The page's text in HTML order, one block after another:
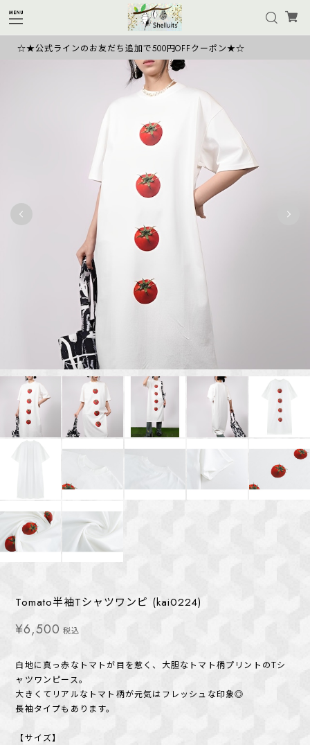
☆★公式ラインのお友だち追加で500円OFFクーポン★☆
Tomato半袖Tシャツワンピ (kai0224)
¥6,500 税込
白地に真っ赤なトマトが目を惹く、大胆なトマト柄プリントのTシ
ャツワンピース。
大きくてリアルなトマト柄が元気はフレッシュな印象◎
長袖タイプもあります。
【サイズ】